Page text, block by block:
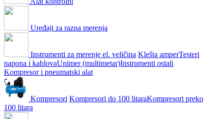
Uređaji za razna merenja
Instrumenti za merenje el. veličina Klešta amperTesteri
napona i kablovaUnimer (multimetar)Instrumenti ostali
Kompresor i pneumatski alat
Kompresori Kompresori do 100 litaraKompresori preko
100 litara